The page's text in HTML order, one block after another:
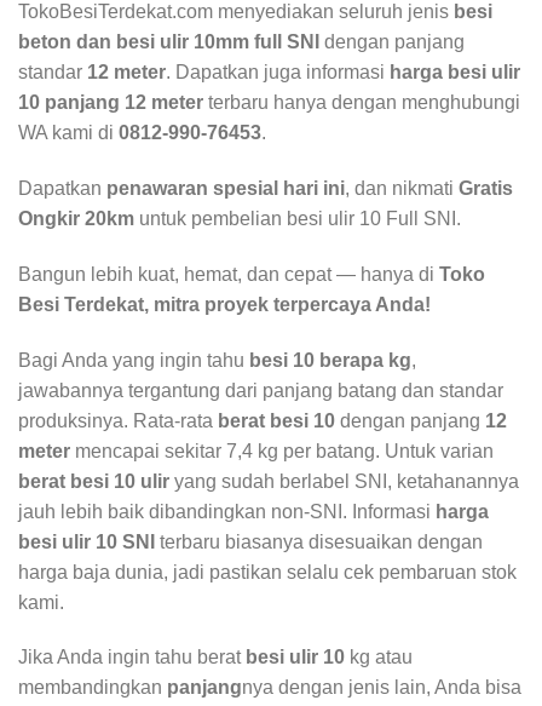
TokoBesiTerdekat.com menyediakan seluruh jenis besi
beton dan besi ulir 10mm full SNI
dengan panjang
standar 12 meter. Dapatkan juga informasi harga besi ulir
10 panjang 12 meter terbaru hanya dengan menghubungi
WA kami di 0812-990-76453.
Dapatkan penawaran spesial hari ini, dan nikmati Gratis
Ongkir 20km untuk pembelian besi ulir 10 Full SNI.
Bangun lebih kuat, hemat, dan cepat — hanya di Toko
Besi Terdekat, mitra proyek terpercaya Anda!
Bagi Anda yang ingin tahu besi 10 berapa kg,
jawabannya tergantung dari panjang batang dan standar
produksinya. Rata-rata berat besi 10 dengan panjang 12
meter mencapai sekitar 7,4 kg per batang. Untuk varian
berat besi 10 ulir yang sudah berlabel SNI, ketahanannya
jauh lebih baik dibandingkan non-SNI. Informasi harga
besi ulir 10 SNI
terbaru biasanya disesuaikan dengan
harga baja dunia, jadi pastikan selalu cek pembaruan stok
kami.
Jika Anda ingin tahu berat besi ulir 10 kg atau
membandingkan panjangnya dengan jenis lain, Anda bisa